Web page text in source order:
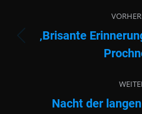
‚Brisante
Nacht der